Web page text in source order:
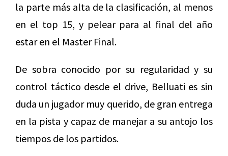
la parte más alta de la clasificación, al menos
en el top 15, y pelear para al final del año
estar en el Master Final.
De sobra conocido por su regularidad y su
control táctico desde el drive, Belluati es sin
duda un jugador muy querido, de gran entrega
en la pista y capaz de manejar a su antojo los
tiempos de los partidos.